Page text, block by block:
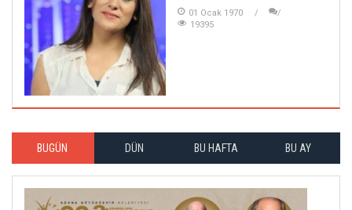
01 Ocak 1970
19395
BUGÜN DÜN BU HAFTA BU AY